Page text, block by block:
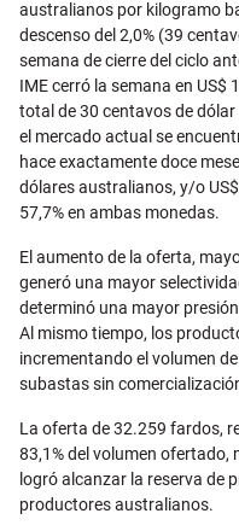
australianos por kilogramo
descenso del 2,0% (39
semana de cierre del ciclo
IME cerró la semana en US$
total de 30 centavos de dólar
el mercado actual se
hace exactamente doce
dólares australianos, y/o
57,7% en ambas monedas.
El aumento de la oferta,
generó una mayor
determinó una mayor
Al mismo tiempo, los
incrementando el volumen
subastas sin
La oferta de 32.259 fardos,
83,1% del volumen ofertado,
logró alcanzar la reserva de
productores australianos.